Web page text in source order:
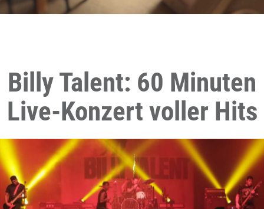
Billy Talent: 60 Minuten
Live-Konzert voller Hits